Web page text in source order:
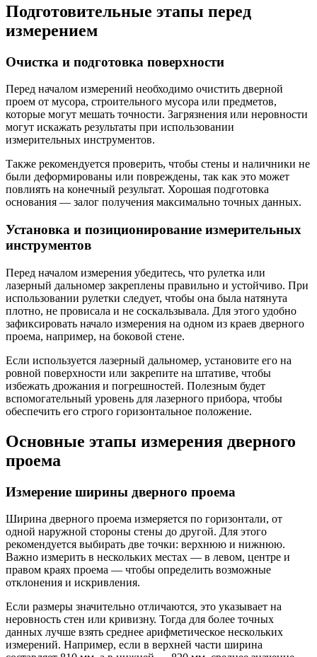
Подготовительные этапы перед
измерением
Очистка и подготовка поверхности
Перед началом измерений необходимо очистить дверной
проем от мусора, строительного мусора или предметов,
которые могут мешать точности. Загрязнения или неровности
могут искажать результаты при использовании
измерительных инструментов.
Также рекомендуется проверить, чтобы стены и наличники не
были деформированы или повреждены, так как это может
повлиять на конечный результат. Хорошая подготовка
основания — залог получения максимально точных данных.
Установка и позиционирование измерительных
инструментов
Перед началом измерения убедитесь, что рулетка или
лазерный дальномер закреплены правильно и устойчиво. При
использовании рулетки следует, чтобы она была натянута
плотно, не провисала и не соскальзывала. Для этого удобно
зафиксировать начало измерения на одном из краев дверного
проема, например, на боковой стене.
Если используется лазерный дальномер, установите его на
ровной поверхности или закрепите на штативе, чтобы
избежать дрожания и погрешностей. Полезным будет
вспомогательный уровень для лазерного прибора, чтобы
обеспечить его строго горизонтальное положение.
Основные этапы измерения дверного
проема
Измерение ширины дверного проема
Ширина дверного проема измеряется по горизонтали, от
одной наружной стороны стены до другой. Для этого
рекомендуется выбирать две точки: верхнюю и нижнюю.
Важно измерить в нескольких местах — в левом, центре и
правом краях проема — чтобы определить возможные
отклонения и искривления.
Если размеры значительно отличаются, это указывает на
неровность стен или кривизну. Тогда для более точных
данных лучше взять среднее арифметическое нескольких
измерений. Например, если в верхней части ширина